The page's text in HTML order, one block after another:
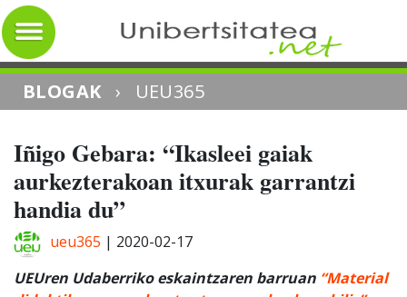
BLOGAK › UEU365
Iñigo Gebara: “Ikasleei gaiak
aurkezterakoan itxurak garrantzi
handia du”
ueu365 | 2020-02-17
UEUren Udaberriko eskaintzaren barruan “Material